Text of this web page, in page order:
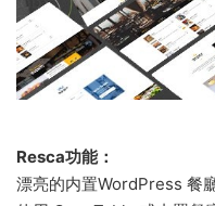
Resca功能：
漂亮的内置WordPress 餐